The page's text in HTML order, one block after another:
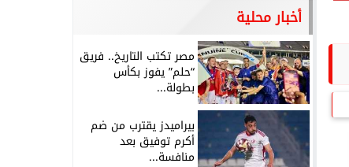
أخبار محلية
مصر تكتب التاريخ.. فريق
“حلم” يفوز بكأس
بطولة...
بيراميدز يقترب من ضم
أكرم توفيق بعد
منافسة...